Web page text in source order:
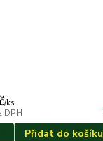
/ks
DPH
Přidat do košíku